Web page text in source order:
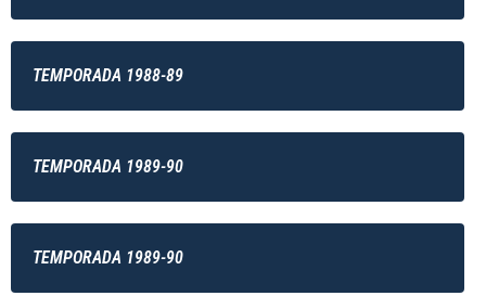
TEMPORADA 1988-89
TEMPORADA 1989-90
TEMPORADA 1989-90